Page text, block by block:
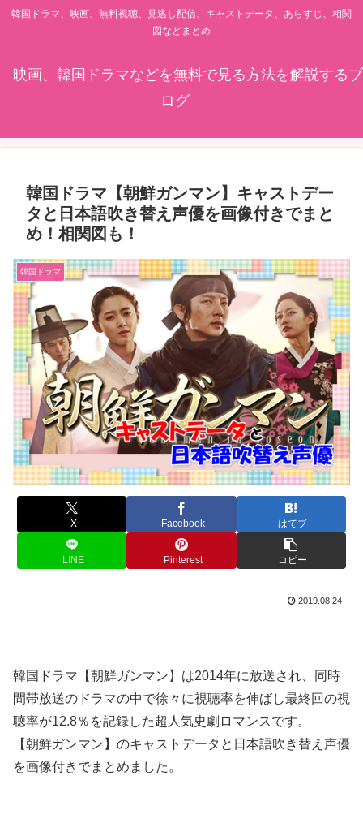
韓国ドラマ、映画、無料視聴、見逃し配信、キャストデータ、あらすじ、相関
図などまとめ
映画、韓国ドラマなどを無料で見る方法を解説するブ
ログ
韓国ドラマ【朝鮮ガンマン】キャストデー
タと日本語吹き替え声優を画像付きでまと
め！相関図も！
韓国ドラマ
X Facebook はてブ
LINE Pinterest コピー
2019.08.24
韓国ドラマ【朝鮮ガンマン】は2014年に放送され、同時
間帯放送のドラマの中で徐々に視聴率を伸ばし最終回の視
聴率が12.8％を記録した超人気史劇ロマンスです。
【朝鮮ガンマン】のキャストデータと日本語吹き替え声優
を画像付きでまとめました。